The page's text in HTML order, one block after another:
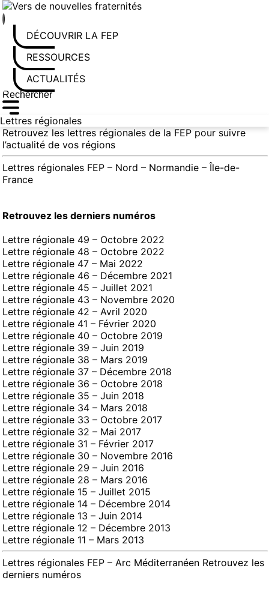
Aller
au
contenuDÉCOUVRIR LA FEP
RESSOURCES
ACTUALITÉS
Rechercher sur le site
Saisissez au moins 3 caractères pour lancer la recherche
Lettres régionales
Retrouvez les lettres régionales de la FEP pour suivre
l’actualité de vos régions
Lettres régionales FEP – Nord – Normandie – Île-de-
France
Retrouvez les derniers numéros
Lettre régionale 49 – Octobre 2022
Lettre régionale 48 – Octobre 2022
Lettre régionale 47 – Mai 2022
Lettre régionale 46 – Décembre 2021
Lettre régionale 45 – Juillet 2021
Lettre régionale 43 – Novembre 2020
Lettre régionale 42 – Avril 2020
Lettre régionale 41 – Février 2020
Lettre régionale 40 – Octobre 2019
Lettre régionale 39 – Juin 2019
Lettre régionale 38 – Mars 2019
Lettre régionale 37 – Décembre 2018
Lettre régionale 36 – Octobre 2018
Lettre régionale 35 – Juin 2018
Lettre régionale 34 – Mars 2018
Lettre régionale 33 – Octobre 2017
Lettre régionale 32 – Mai 2017
Lettre régionale 31 – Février 2017
Lettre régionale 30 – Novembre 2016
Lettre régionale 29 – Juin 2016
Lettre régionale 28 – Mars 2016
Lettre régionale 15 – Juillet 2015
Lettre régionale 14 – Décembre 2014
Lettre régionale 13 – Juin 2014
Lettre régionale 12 – Décembre 2013
Lettre régionale 11 – Mars 2013
Lettres régionales FEP – Arc Méditerranéen Retrouvez les
derniers numéros